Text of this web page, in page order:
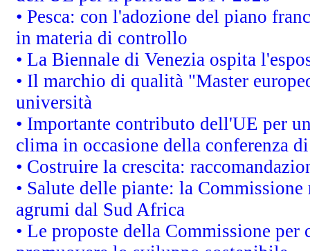
• Pesca: con l'adozione del piano
in materia di controllo
• La Biennale di Venezia ospita
• Il marchio di qualità "Master
università
• Importante contributo dell'UE per
clima in occasione della conferenza
• Costruire la crescita:
• Salute delle piante: la
agrumi dal Sud Africa
• Le proposte della Commissione